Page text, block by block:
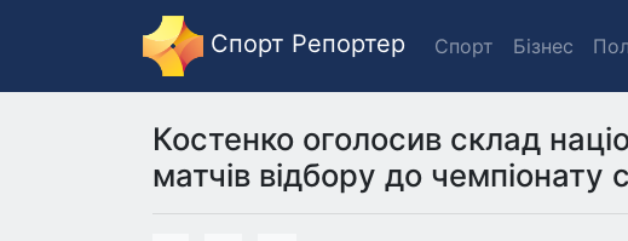
Спорт Репортер Спорт Бізнес
Костенко оголосив склад
матчів відбору до чемпіонату